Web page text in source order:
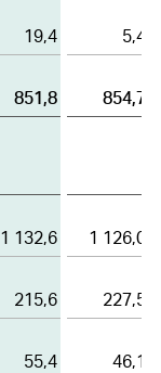
19,4
5,4
851,8 854,7
1 132,6
1 126,0
215,6
227,5
55,4
46,1